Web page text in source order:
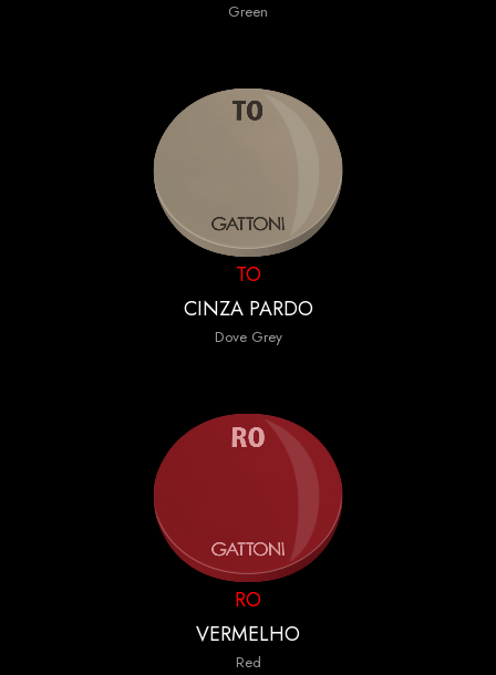
Green
TO
CINZA PARDO
Dove Grey
RO
VERMELHO
Red